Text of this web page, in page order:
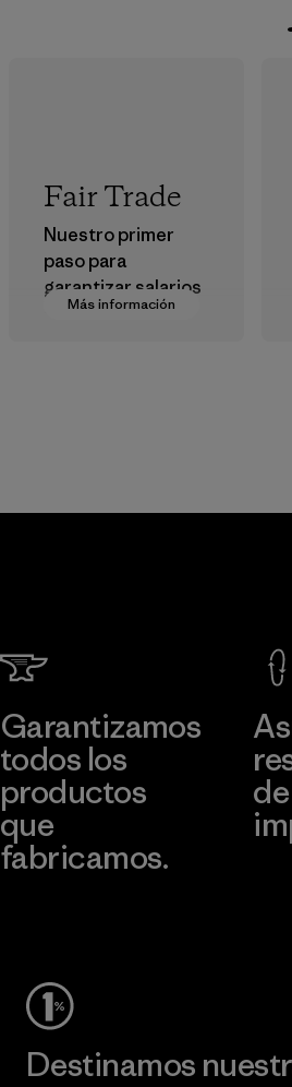
Más información
Fair Trade
Nuestro primer
paso para
garantizar salarios
dignos en nuestra
Garantizamos
todos los
productos
que
fabricamos.
Destinamos